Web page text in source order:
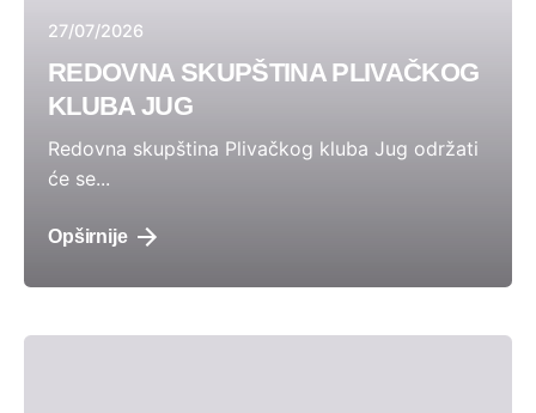
27/07/2026
REDOVNA SKUPŠTINA PLIVAČKOG
KLUBA JUG
Redovna skupština Plivačkog kluba Jug održati
će se...
Opširnije